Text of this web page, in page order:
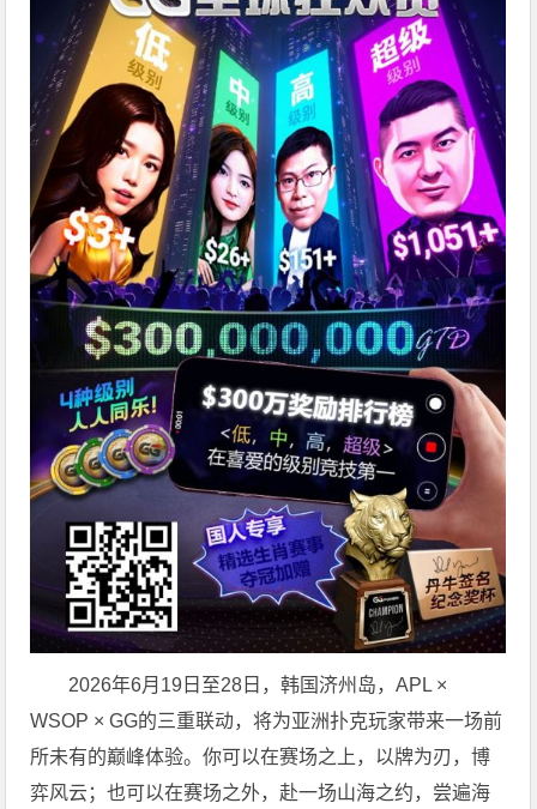
2026年6月19日至28日，韩国济州岛，APL ×
WSOP × GG的三重联动，将为亚洲扑克玩家带来一场前
所未有的巅峰体验。你可以在赛场之上，以牌为刃，博
弈风云；也可以在赛场之外，赴一场山海之约，尝遍海